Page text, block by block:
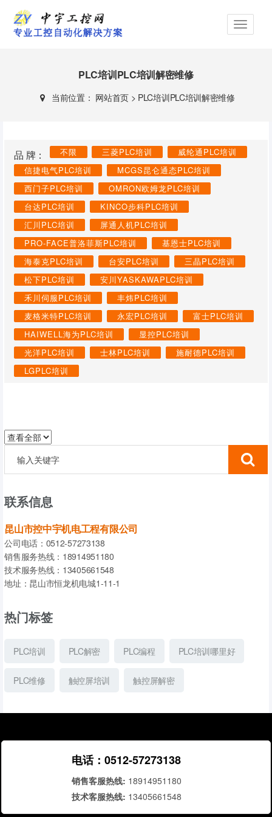
PLC培训PLC培训解密维修
当前位置： 网站首页> PLC培训PLC培训解密维修
品 牌： 不限 三菱PLC培训
威纶通PLC培训
信捷电气PLC培训
MCGS昆仑通态PLC培训
西门子PLC培训
OMRON欧姆龙PLC培训
台达PLC培训
KINCO步科PLC培训
汇川PLC培训
屏通人机PLC培训
PRO-FACE普洛菲斯PLC培训
基恩士PLC培训
海泰克PLC培训
台安PLC培训
三晶PLC培训
松下PLC培训
安川YASKAWAPLC培训
禾川伺服PLC培训
丰炜PLC培训
麦格米特PLC培训
永宏PLC培训
富士PLC培训
HAIWELL海为PLC培训
显控PLC培训
光洋PLC培训
士林PLC培训
施耐德PLC培训
LGPLC培训
联系信息
昆山市控中宇机电工程有限公司
公司电话：0512-57273138
销售服务热线：18914951180
技术服务热线：13405661548
地址：昆山市恒龙机电城1-11-1
热门标签
PLC培训 PLC解密 PLC编程 PLC培训哪里好
PLC维修 触控屏培训 触控屏解密
电话：0512-57273138
销售客服热线: 18914951180
技术客服热线: 13405661548